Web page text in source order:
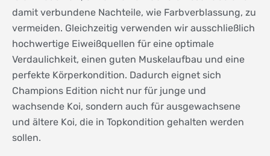
damit verbundene Nachteile, wie Farbverblassung, zu
vermeiden. Gleichzeitig verwenden wir ausschließlich
hochwertige Eiweißquellen für eine optimale
Verdaulichkeit, einen guten Muskelaufbau und eine
perfekte Körperkondition. Dadurch eignet sich
Champions Edition nicht nur für junge und
wachsende Koi, sondern auch für ausgewachsene
und ältere Koi, die in Topkondition gehalten werden
sollen.